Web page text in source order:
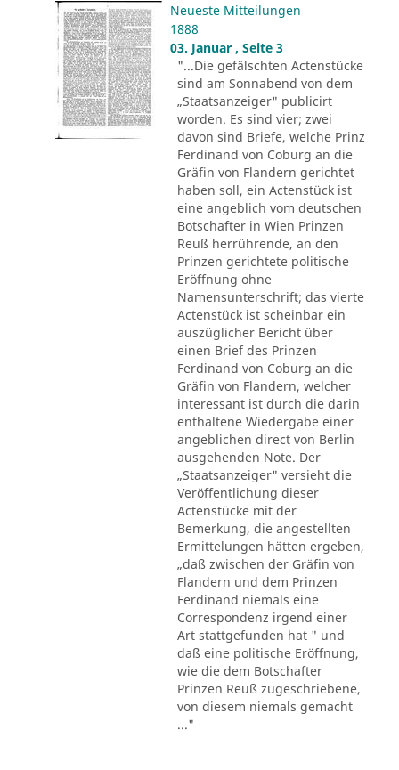
Neueste Mitteilungen
1888
03. Januar , Seite 3
"...Die gefälschten Actenstücke
sind am Sonnabend von dem
„Staatsanzeiger" publicirt
worden. Es sind vier; zwei
davon sind Briefe, welche Prinz
Ferdinand von Coburg an die
Gräfin von Flandern gerichtet
haben soll, ein Actenstück ist
eine angeblich vom deutschen
Botschafter in Wien Prinzen
Reuß herrührende, an den
Prinzen gerichtete politische
Eröffnung ohne
Namensunterschrift; das vierte
Actenstück ist scheinbar ein
auszüglicher Bericht über
einen Brief des Prinzen
Ferdinand von Coburg an die
Gräfin von Flandern, welcher
interessant ist durch die darin
enthaltene Wiedergabe einer
angeblichen direct von Berlin
ausgehenden Note. Der
„Staatsanzeiger" versieht die
Veröffentlichung dieser
Actenstücke mit der
Bemerkung, die angestellten
Ermittelungen hätten ergeben,
„daß zwischen der Gräfin von
Flandern und dem Prinzen
Ferdinand niemals eine
Correspondenz irgend einer
Art stattgefunden hat " und
daß eine politische Eröffnung,
wie die dem Botschafter
Prinzen Reuß zugeschriebene,
von diesem niemals gemacht
..."